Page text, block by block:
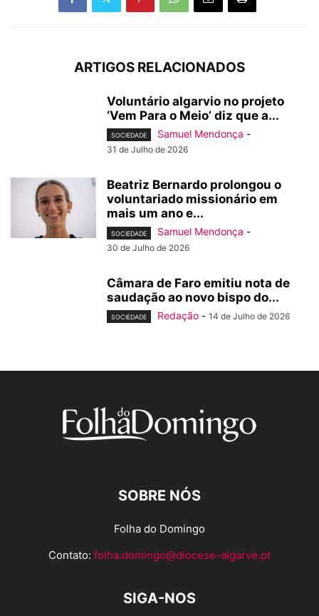
ARTIGOS RELACIONADOS
Voluntário algarvio no projeto
‘Vem Para o Meio’ diz que a...
SOCIEDADE Samuel Mendonça -
31 de Julho de 2026
Beatriz Bernardo prolongou o
voluntariado missionário em
mais um ano e...
SOCIEDADE Samuel Mendonça -
30 de Julho de 2026
Câmara de Faro emitiu nota de
saudação ao novo bispo do...
SOCIEDADE Redação - 14 de Julho de 2026
SOBRE NÓS
Folha do Domingo
Contato: folha.domingo@diocese-algarve.pt
SIGA-NOS